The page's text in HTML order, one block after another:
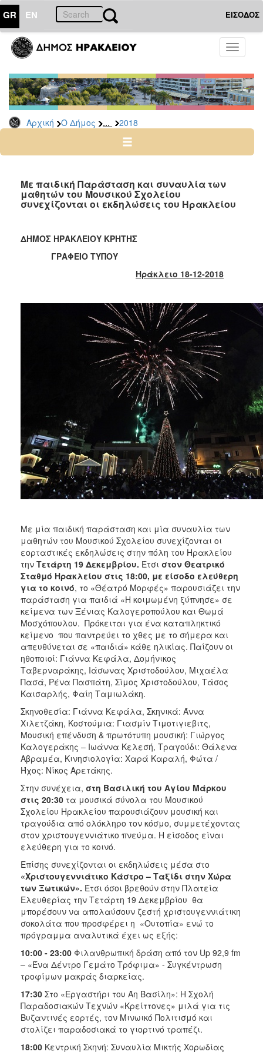
GR EN ΕΙΣΟΔΟΣ
Toggle
Αρχική Ο Δήμος ... 2018
ΔΗΜΟΣ
Δελτία
Τύπου
Αρχείο
2026
2024
2022
2021
2016
ΤΟΠΟΣ
ΑΝΘΕΚΤΙΚΗ
ΠΟΛΗ
Με παιδική Παράσταση και συναυλία των
μαθητών του Μουσικού Σχολείου
συνεχίζονται οι εκδηλώσεις του Ηρακλείου
ΔΗΜΟΣ ΗΡΑΚΛΕΙΟΥ ΚΡΗΤΗΣ
ΓΡΑΦΕΙΟ ΤΥΠΟΥ
Ηράκλειο 18-12-2018
Με μία παιδική παράσταση και μία συναυλία των
μαθητών του Μουσικού Σχολείου συνεχίζονται οι
εορταστικές εκδηλώσεις στην πόλη του Ηρακλείου
την Τετάρτη 19 Δεκεμβρίου. Έτσι στον Θεατρικό
Σταθμό Ηρακλείου στις 18:00, με είσοδο ελεύθερη
για το κοινό, το «Θέατρό Μορφές» παρουσιάζει την
παράσταση για παιδιά «Η κοιμωμένη ξύπνησε» σε
κείμενα των Ξένιας Καλογεροπούλου και Θωμά
Μοσχόπουλου. Πρόκειται για ένα καταπληκτικό
κείμενο που παντρεύει το χθες με το σήμερα και
απευθύνεται σε «παιδιά» κάθε ηλικίας. Παίζουν οι
ηθοποιοί: Γιάννα Κεφάλα, Δομήνικος
Ταβερναράκης, Ιάσωνας Χριστοδούλου, Μιχαέλα
Πασά, Ρένα Πασπάτη, Σίμος Χριστοδούλου, Τάσος
Καισαρλής, Φαίη Ταμιωλάκη.
Σκηνοθεσία: Γιάννα Κεφάλα, Σκηνικά: Άννα
Χιλετζάκη, Κοστούμια: Γιασμίν Τιμοτιγιεβιτς,
Μουσική επένδυση & πρωτότυπη μουσική: Γιώργος
Καλογεράκης – Ιωάννα Κελεσή, Τραγούδι: Θάλενα
Αβραμέα, Κινησιολογία: Χαρά Καραλή, Φώτα /
Ήχος: Νίκος Αρετάκης.
Στην συνέχεια, στη Βασιλική του Αγίου Μάρκου
στις 20:30 τα μουσικά σύνολα του Μουσικού
Σχολείου Ηρακλείου παρουσιάζουν μουσική και
τραγούδια από ολόκληρο τον κόσμο, συμμετέχοντας
στον χριστουγεννιάτικο πνεύμα. Η είσοδος είναι
ελεύθερη για το κοινό.
Επίσης συνεχίζονται οι εκδηλώσεις μέσα στο
«Χριστουγεννιάτικο Κάστρο – Ταξίδι στην Χώρα
των Ξωτικών». Έτσι όσοι βρεθούν στην Πλατεία
Ελευθερίας την Τετάρτη 19 Δεκεμβρίου θα
μπορέσουν να απολαύσουν ζεστή χριστουγεννιάτικη
σοκολάτα που προσφέρει η «Ουτοπία» ενώ το
πρόγραμμα αναλυτικά έχει ως εξής:
10:00 - 23:00 Φιλανθρωπική δράση από τον Up 92,9 fm
– «Ένα Δέντρο Γεμάτο Τρόφιμα» - Συγκέντρωση
τροφίμων μακράς διαρκείας.
17:30 Στο «Εργαστήρι του Άη Βασίλη»: Η Σχολή
Παραδοσιακών Τεχνών «Κρείττονες» μιλά για τις
Βυζαντινές εορτές, τον Μινωικό Πολιτισμό και
στολίζει παραδοσιακά το γιορτινό τραπέζι.
18:00 Κεντρική Σκηνή: Συναυλία Μικτής Χορωδίας